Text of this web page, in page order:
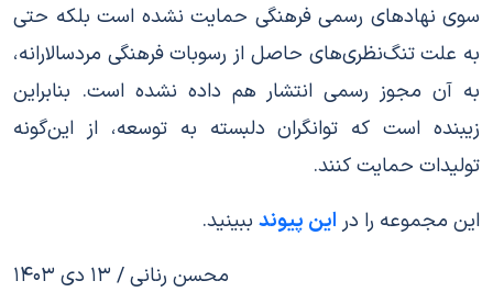
سوی نهادهای رسمی فرهنگی حمایت نشده است بلکه حتی
به علت تنگ‌نظری‌های حاصل از رسوبات فرهنگی مردسالارانه،
به آن مجوز رسمی انتشار هم داده نشده است. بنابراین
زیبنده است که توانگران دلبسته به توسعه، از این‌گونه
تولیدات حمایت کنند.
این مجموعه را در این پیوند ببینید.
محسن رنانی / ۱۳ دی ۱۴۰۳